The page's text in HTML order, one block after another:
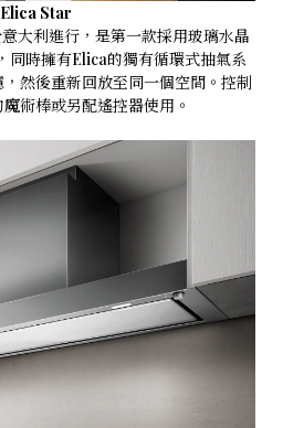
Elica Star
大利進行，是第一款採用玻璃水晶
同時擁有Elica的獨有循環式抽氣系
然後重新回放至同一個空間。控制
術棒或另配遙控器使用。